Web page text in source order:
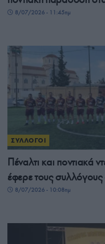
8/07/2026 - 11:45πμ
ΣΥΛΛΟΓΟΙ
Πέναλτι και ποντιακά
έφερε τους συλλόγους
8/07/2026 - 10:08πμ